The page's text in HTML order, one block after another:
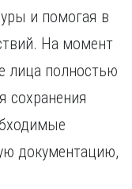
и помогая в
На момент
лица полностью
сохранения
документацию,